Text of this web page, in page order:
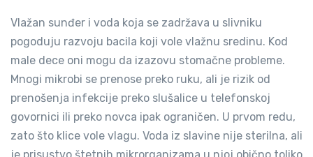
Vlažan sunđer i voda koja se zadržava u slivniku
pogoduju razvoju bacila koji vole vlažnu sredinu. Kod
male dece oni mogu da izazovu stomačne probleme.
Mnogi mikrobi se prenose preko ruku, ali je rizik od
prenošenja infekcije preko slušalice u telefonskoj
govornici ili preko novca ipak ograničen. U prvom redu,
zato što klice vole vlagu. Voda iz slavine nije sterilna, ali